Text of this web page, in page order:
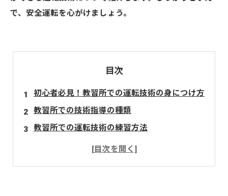
で、安全運転を心がけましょう。
目次
初心者必見！教習所での運転技術の身につけ方
教習所での技術指導の種類
教習所での運転技術の練習方法